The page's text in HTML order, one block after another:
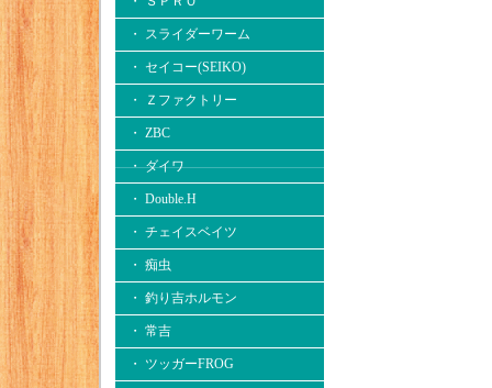
・ スライダーワーム
・ セイコー(SEIKO)
・ Ｚファクトリー
・ ZBC
・ ダイワ
・ Double.H
・ チェイスベイツ
・ 痴虫
・ 釣り吉ホルモン
・ 常吉
・ ツッガーFROG